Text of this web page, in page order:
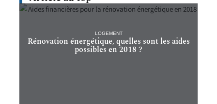
LOGEMENT
Rénovation énergétique, quelles sont les aides
possibles en 2018 ?